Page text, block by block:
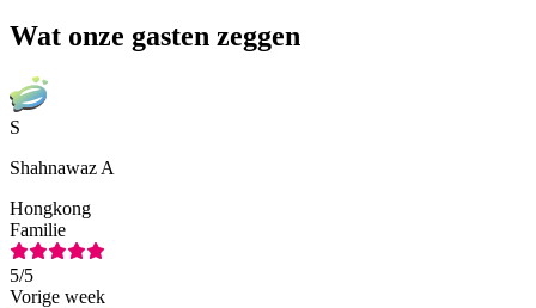
Wat onze gasten zeggen
S
Shahnawaz A
Hongkong
Familie
5/5
Vorige week